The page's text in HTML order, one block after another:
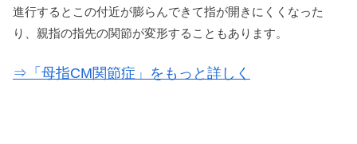
進行するとこの付近が膨らんできて指が開きにくくなった
り、親指の指先の関節が変形することもあります。
⇒「母指CM関節症」をもっと詳しく